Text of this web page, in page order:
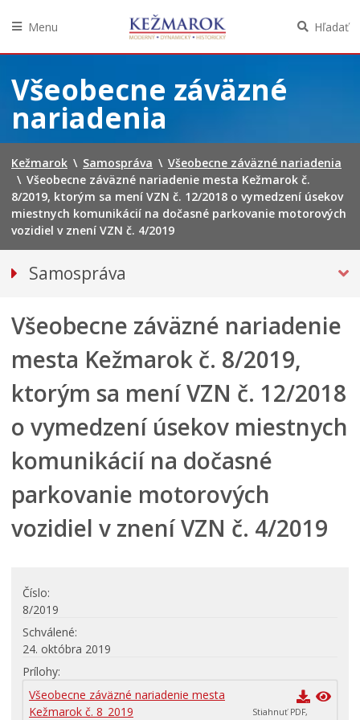
na
obsah
Menu Hľadať
Všeobecne záväzné
nariadenia
Kežmarok \ Samospráva \ Všeobecne záväzné nariadenia
\ Všeobecne záväzné nariadenie mesta Kežmarok č.
8/2019, ktorým sa mení VZN č. 12/2018 o vymedzení úsekov
miestnych komunikácií na dočasné parkovanie motorových
vozidiel v znení VZN č. 4/2019
Samospráva
Mestské zastupiteľstvo
Mestská školská rada
Elektronická verejná správa
Centrálna úradná elektronická tabuľa
VŠEOBECNE ZÁVÄZNÉ NARIADENIA
Platné
Návrhy
Archív
Oznamy mesta
Geo informačný systém – Kežmarok
Tlačové správy
Rozvoj mesta
Všeobecne záväzné nariadenie
mesta Kežmarok č. 8/2019,
ktorým sa mení VZN č. 12/2018
o vymedzení úsekov miestnych
komunikácií na dočasné
parkovanie motorových
vozidiel v znení VZN č. 4/2019
Číslo
8/2019
Schválené
24. októbra 2019
Prílohy
Všeobecne záväzné nariadenie mesta
Kežmarok č. 8_2019
Stiahnuť PDF,